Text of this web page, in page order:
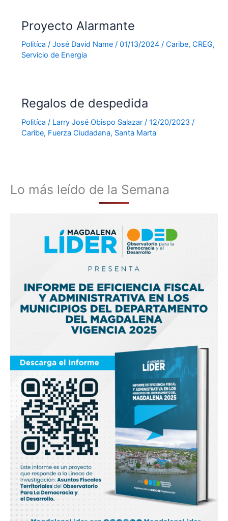
Proyecto Alarmante
Politíca / José David Name / 01/13/2024 / Caribe, CREG,
Servicio de Energia
Regalos de despedida
Politíca / Larry José Obispo Salazar / 12/20/2023 /
Caribe, Fuerza Ciudadana, Santa Marta
Lo más leído de la Semana